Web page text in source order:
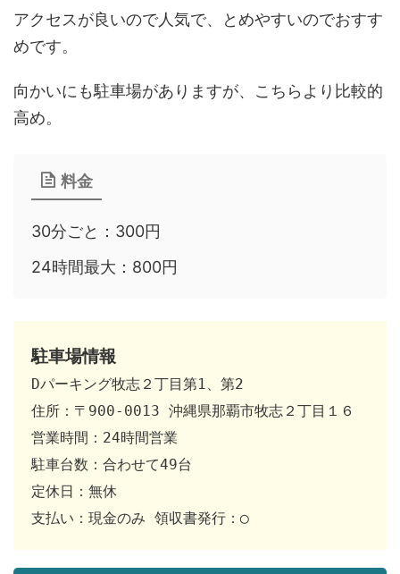
アクセスが良いので人気で、とめやすいのでおすす
めです。
向かいにも駐車場がありますが、こちらより比較的
高め。
料金
30分ごと：300円
24時間最大：800円
駐車場情報
Dパーキング牧志２丁目第1、第2
住所：〒900-0013 沖縄県那覇市牧志２丁目１６
営業時間：24時間営業
駐車台数：合わせて49台
定休日：無休
支払い：現金のみ 領収書発行：◯